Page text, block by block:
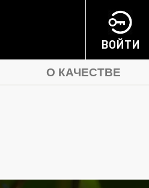
ВОЙТИ
О КАЧЕСТВЕ